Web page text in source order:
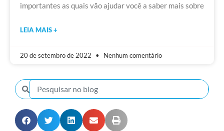
importantes as quais vão ajudar você a saber mais sobre
LEIA MAIS +
20 de setembro de 2022 Nenhum comentário